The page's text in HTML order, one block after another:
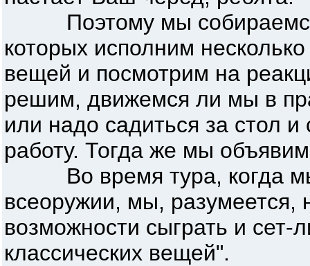
Поэтому мы собираемся
которых исполним
вещей и посмотрим на
решим, движемся ли мы в
или надо садиться за стол
работу. Тогда же мы
Во время тура, когда мы
всеоружии, мы, разумеется,
возможности сыграть и сет-
классических вещей".